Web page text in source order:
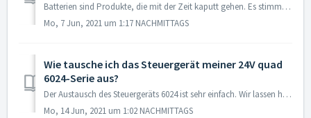
Batterien sind Produkte, die mit der Zeit kaputt gehen. Es stimmt, dass sie bei richtiger Pflege eine längere Lebensdauer haben können, aber dennoch ist es ...
Mo, 7 Jun, 2021 um 1:17 NACHMITTAGS
Wie tausche ich das Steuergerät meiner 24V quad
6024-Serie aus?
Der Austausch des Steuergeräts 6024 ist sehr einfach. Wir lassen hier ein erklärendes Video, damit Sie eine Schritt-für-Schritt-Anleitung haben. Sollten...
Mo, 14 Jun, 2021 um 1:02 NACHMITTAGS